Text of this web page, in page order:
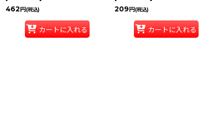
462 円 (税込)
カートに入れる
209 円 (税込)
カートに入れる